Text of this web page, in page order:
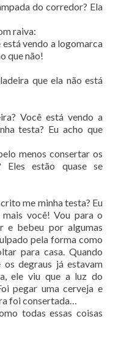
do corredor? Ela
raiva:
vendo a logomarca
que não!
que ela não está
Você está vendo a
testa? Eu acho que
menos consertar os
estão quase se
me minha testa? Eu
você! Vou para o
bebeu por algumas
pela forma como
para casa. Quando
os degraus já estavam
ele viu que a luz do
pegar uma cerveja e
foi consertada…
todas essas coisas